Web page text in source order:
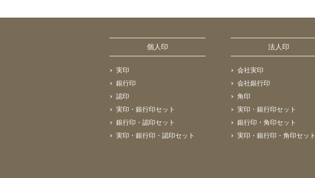
個人印
実印
銀行印
認印
実印・銀行印セット
銀行印・認印セット
実印・銀行印・認印セット
法人印
会社実印
会社銀行印
角印
実印・銀行印セット
銀行印・角印セット
実印・銀行印・角印セット